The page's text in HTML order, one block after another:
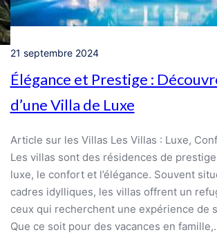
21 septembre 2024
Élégance et Prestige :
d’une Villa de Luxe
Article sur les Villas Les Villas : Luxe,
Les villas sont des résidences de
luxe, le confort et l’élégance. Souvent
cadres idylliques, les villas offrent un
ceux qui recherchent une expérience de
Que ce soit pour des vacances en